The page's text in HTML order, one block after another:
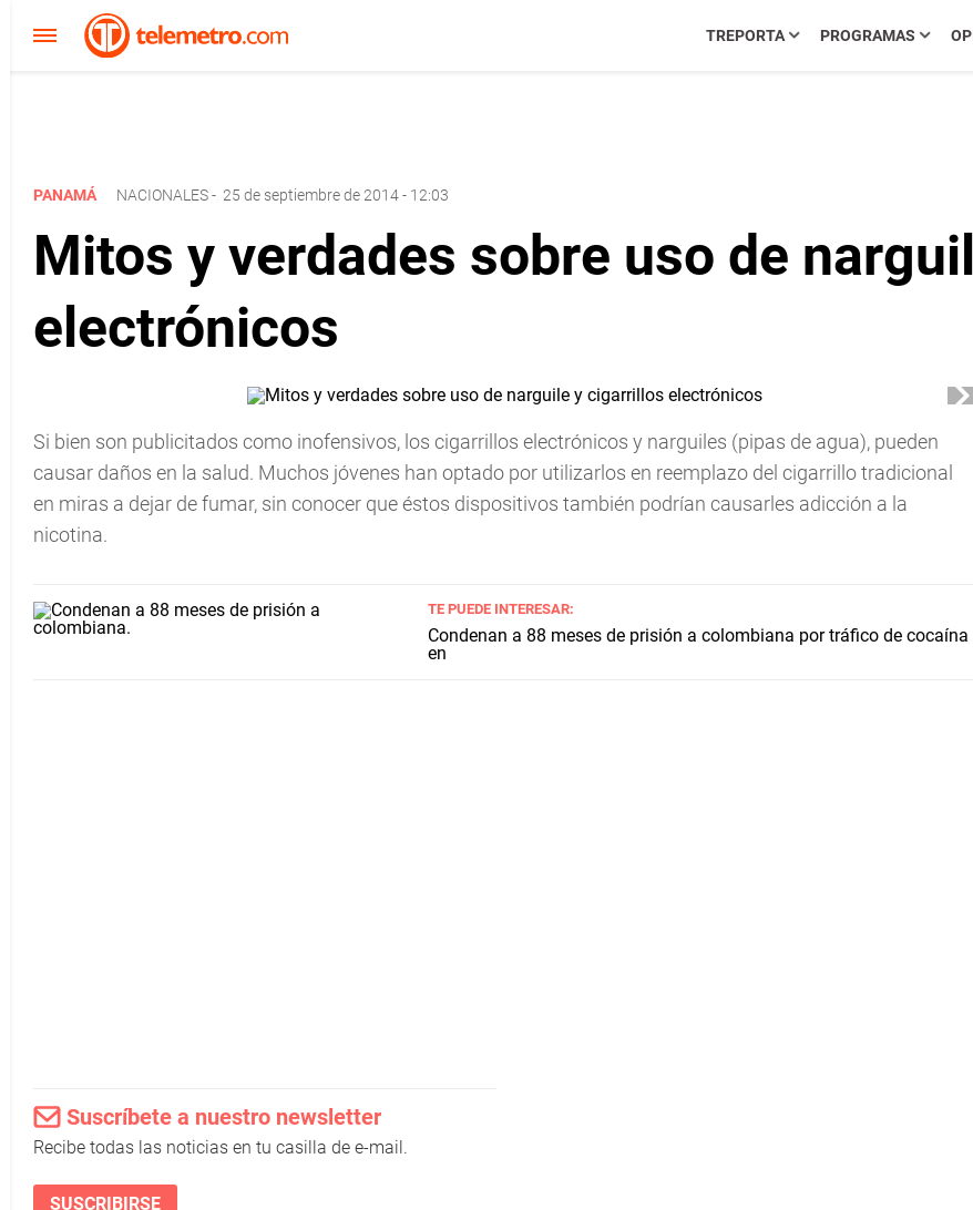
TREPORTA PROGRAMAS
PANAMÁ NACIONALES- 25 de septiembre de 2014 - 12:03
Mitos y verdades sobre uso de
electrónicos
Si bien son publicitados como inofensivos, los cigarrillos electrónicos y narguiles (pipas de agua), pueden
causar daños en la salud. Muchos jóvenes han optado por utilizarlos en reemplazo del cigarrillo tradicional
en miras a dejar de fumar, sin conocer que éstos dispositivos también podrían causarles adicción a la
nicotina.
TE PUEDE INTERESAR:
Condenan a 88 meses de prisión a colombiana por tráfico de cocaína
en
Suscríbete a nuestro newsletter
Recibe todas las noticias en tu casilla de e-mail.
SUSCRIBIRSE